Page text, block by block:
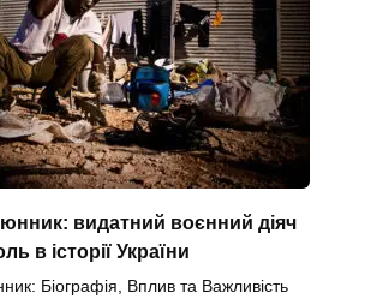
видатний воєнний діяч
в історії України
Біографія, Вплив та Важливість